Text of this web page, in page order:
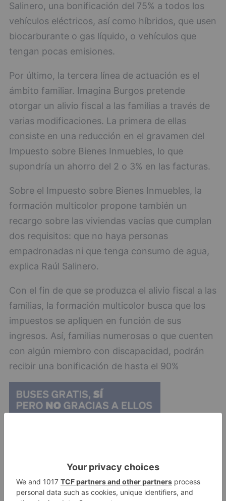
Salinero, una bonificación del 75% a todos los
vehículos eléctricos, así como híbridos, que usen
biocarburante o gas líquido, o vehículos que
tengan pocas emisiones.
Por último, la tercera línea de actuación es el
ámbito familiar. Imagina Burgos pretende
otorgar un alivio fiscal a las familias a través de
varias modificaciones. La primera de ellas
consiste en una reducción en el gravamen del
Impuesto sobre Bienes Inmuebles, lo que
supondría un ahorro del 2 o 3% en las facturas.
Sobre el Impuesto sobre Bienes Inmuebles, la
formación multicolor propone también un
recargo sobre las viviendas vacías que cumplan
dos requisitos: que no haya personas
empadronadas ni que tenga consumo de agua,
explica Raúl Salinero.
Con el fin de que se produzca el alivio fiscal a las
familias, la formación multicolor busca que los
impuestos se apliquen en función de sus
ingresos. Así, familias numerosas o que cuenten
con algún miembro con discapacidad, podrán
recibir una bonificación de hasta el 90%